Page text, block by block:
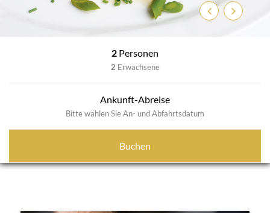
ZurückWeiter
2 Personen
2 Erwachsene
Ankunft-Abreise
Bitte wählen Sie An- und Abfahrtsdatum
Buchen